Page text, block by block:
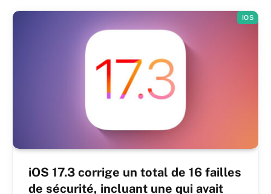
IOS
iOS 17.3 corrige un total de 16 failles
de sécurité, incluant une qui avait